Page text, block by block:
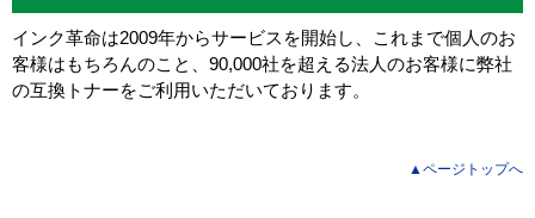
インク革命は2009年からサービスを開始し、これまで個人のお
客様はもちろんのこと、90,000社を超える法人のお客様に弊社
の互換トナーをご利用いただいております。
▲ページトップへ